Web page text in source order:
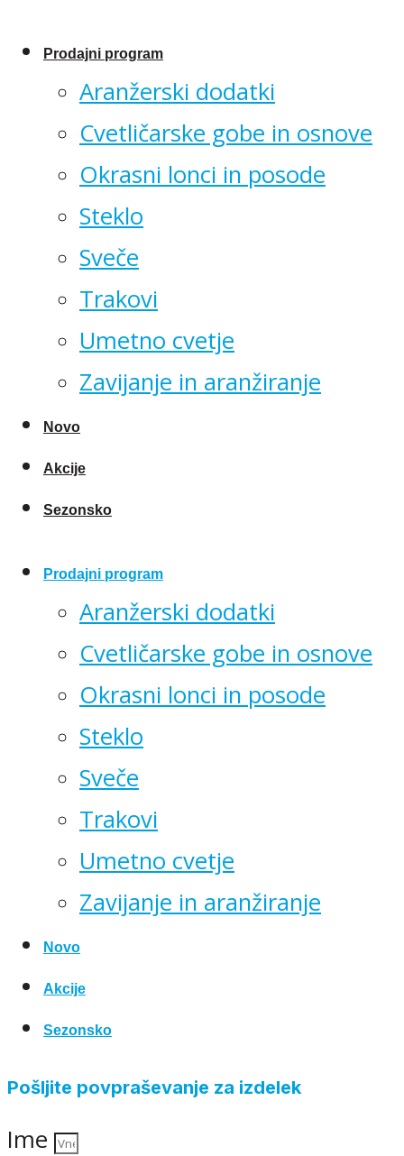
Prodajni program
Aranžerski dodatki
Cvetličarske gobe in osnove
Okrasni lonci in posode
Steklo
Sveče
Trakovi
Umetno cvetje
Zavijanje in aranžiranje
Novo
Akcije
Sezonsko
Prodajni program
Aranžerski dodatki
Cvetličarske gobe in osnove
Okrasni lonci in posode
Steklo
Sveče
Trakovi
Umetno cvetje
Zavijanje in aranžiranje
Novo
Akcije
Sezonsko
Pošljite povpraševanje za izdelek
Ime